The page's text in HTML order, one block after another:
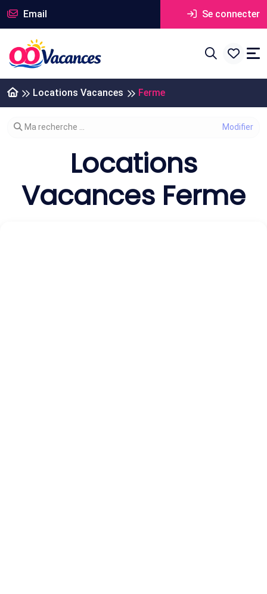
Email Se connecter
Locations Vacances Ferme
Modifier votre recherche
Ma recherche ...
Locations
Vacances Ferme